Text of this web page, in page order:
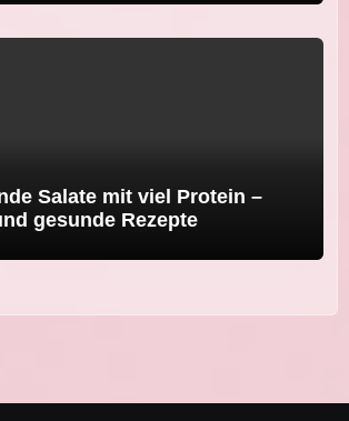
Salate mit viel Protein –
gesunde Rezepte